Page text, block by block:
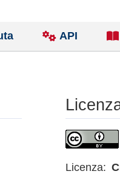
API
Licenza: